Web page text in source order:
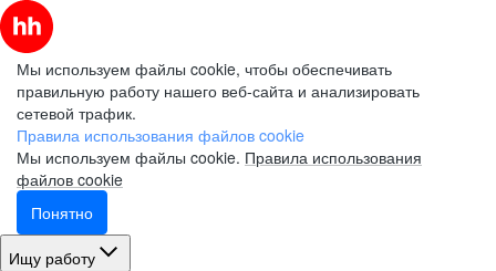
Мы используем файлы cookie, чтобы обеспечивать
правильную работу нашего веб-сайта и анализировать
сетевой трафик.
Правила использования файлов cookie
Мы используем файлы cookie. Правила использования
файлов cookie
Понятно
Ищу работу